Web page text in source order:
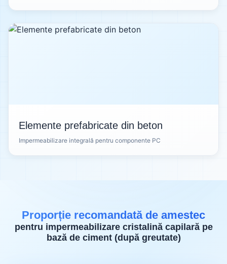
Elemente prefabricate din beton
Impermeabilizare integrală pentru componente PC
Proporție recomandată de amestec
pentru impermeabilizare cristalină capilară pe
bază de ciment (după greutate)